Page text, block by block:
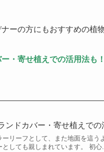
ーの方にもおすすめの植物
・寄せ植えでの活用法も！
ンドカバー・寄せ植えでの
リーフとして、また地面を這う
しても親しまれています。 初心